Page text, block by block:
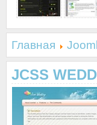
Главная
JCSS